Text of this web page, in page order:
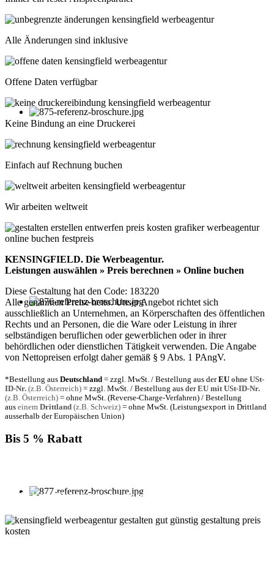
Alle Änderungen sind inklusive
Offene Daten verfügbar
Keine Bindung an eine Druckerei
Einfach auf Rechnung buchen
Wir arbeiten weltweit
KENSINGFIELD. Die Werbeagentur.
Leistungen auswählen » Preis berechnen » Online buchen
Diese Gestaltung hat den Code: 183220
Alle genannten Preise netto. Unser Angebot richtet sich
ausschließlich an Unternehmen, an Körperschaften des öffentlichen
Rechts und an Personen, die die Ware oder Leistung in ihrer
selbständigen beruflichen oder gewerblichen oder in ihrer
behördlichen oder dienstlichen Tätigkeit verwenden. Die Angabe
von Nettopreisen erfolgt daher gemäß § 9 Abs. 1 PAngV.
*Bestellung aus Deutschland = zzgl. MwSt. / Bestellung aus derEU ohne USt-
ID-Nr. (z.B. Österreich) = zzgl. MwSt. / Bestellung aus derEU mit USt-ID-Nr.
(z.B. Österreich) = ohne MwSt. (Reverse-Charge-Verfahren) / Bestellung
aus einem Drittland (z.B. Schweiz) = ohne MwSt. (Leistungsexport in Drittland
ausserhalb der Europäischen Union)
Bis 5 % Rabatt
Einfach im Warenkorb auswählen!